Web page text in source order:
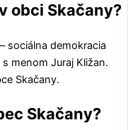
obci Skačany?
sociálna demokracia
s menom Juraj Kližan.
Skačany.
Skačany?